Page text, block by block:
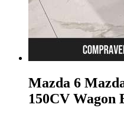
Mazda 6
150CV Wagon